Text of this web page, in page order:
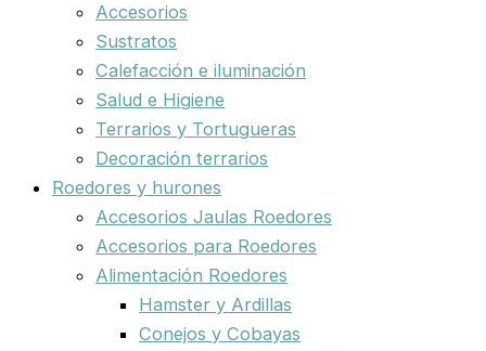
Accesorios
Sustratos
Calefacción e iluminación
Salud e Higiene
Terrarios y Tortugueras
Decoración terrarios
Roedores y hurones
Accesorios Jaulas Roedores
Accesorios para Roedores
Alimentación Roedores
Hamster y Ardillas
Conejos y Cobayas